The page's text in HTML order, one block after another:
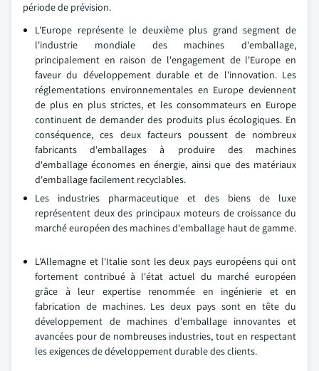
période de prévision.
L'Europe représente le deuxième plus grand segment de
l'industrie mondiale des machines d'emballage,
principalement en raison de l'engagement de l'Europe en
faveur du développement durable et de l'innovation. Les
réglementations environnementales en Europe deviennent
de plus en plus strictes, et les consommateurs en Europe
continuent de demander des produits plus écologiques. En
conséquence, ces deux facteurs poussent de nombreux
fabricants d'emballages à produire des machines
d'emballage économes en énergie, ainsi que des matériaux
d'emballage facilement recyclables.
Les industries pharmaceutique et des biens de luxe
représentent deux des principaux moteurs de croissance du
marché européen des machines d'emballage haut de gamme.
L'Allemagne et l'Italie sont les deux pays européens qui ont
fortement contribué à l'état actuel du marché européen
grâce à leur expertise renommée en ingénierie et en
fabrication de machines. Les deux pays sont en tête du
développement de machines d'emballage innovantes et
avancées pour de nombreuses industries, tout en respectant
les exigences de développement durable des clients.